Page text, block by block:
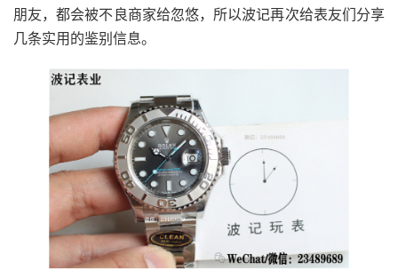
朋友，都会被不良商家给忽悠，所以波记再次给表友们分享
几条实用的鉴别信息。